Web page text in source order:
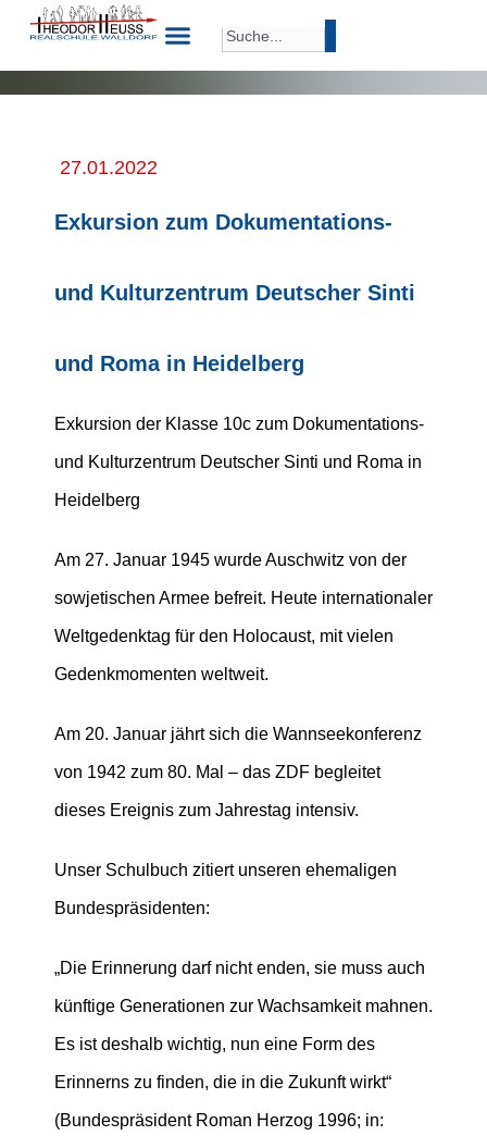
27.01.2022
Exkursion zum Dokumentations-
und Kulturzentrum Deutscher Sinti
und Roma in Heidelberg
Exkursion der Klasse 10c zum Dokumentations-
und Kulturzentrum Deutscher Sinti und Roma in
Heidelberg
Am 27. Januar 1945 wurde Auschwitz von der
sowjetischen Armee befreit. Heute internationaler
Weltgedenktag für den Holocaust, mit vielen
Gedenkmomenten weltweit.
Am 20. Januar jährt sich die Wannseekonferenz
von 1942 zum 80. Mal – das ZDF begleitet
dieses Ereignis zum Jahrestag intensiv.
Unser Schulbuch zitiert unseren ehemaligen
Bundespräsidenten:
„Die Erinnerung darf nicht enden, sie muss auch
künftige Generationen zur Wachsamkeit mahnen.
Es ist deshalb wichtig, nun eine Form des
Erinnerns zu finden, die in die Zukunft wirkt“
(Bundespräsident Roman Herzog 1996; in: